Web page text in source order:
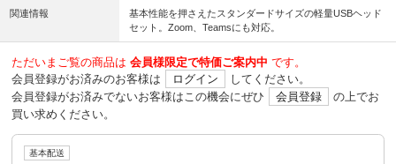
関連情報
基本性能を押さえたスタンダードサイズの軽量USBヘッド
セット。Zoom、Teamsにも対応。
ただいまご覧の商品は 会員様限定で特価ご案内中 です。
会員登録がお済みのお客様は
ログイン
してください。
会員登録がお済みでないお客様はこの機会にぜひ
会員登録
の上でお
買い求めください。
基本配送